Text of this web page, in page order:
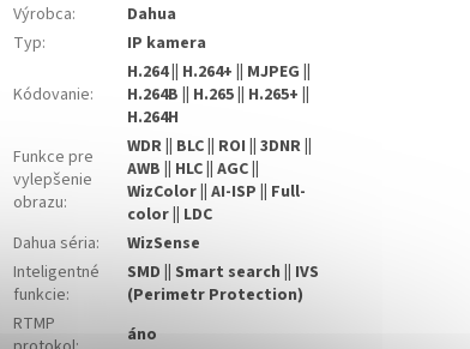
Výrobca:
Dahua
Typ: IP kamera
Kódovanie:
H.264 || H.264+ || MJPEG ||
H.264B || H.265 || H.265+ ||
H.264H
Funkce pre
vylepšenie
obrazu:
WDR || BLC || ROI || 3DNR ||
AWB || HLC || AGC ||
WizColor || AI-ISP || Full-
color || LDC
Dahua séria:
WizSense
Inteligentné
funkcie:
SMD || Smart search || IVS
(Perimetr Protection)
RTMP
áno